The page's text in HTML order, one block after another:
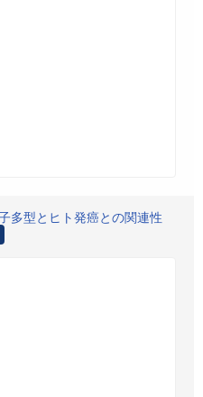
多型とヒト発癌との関連性